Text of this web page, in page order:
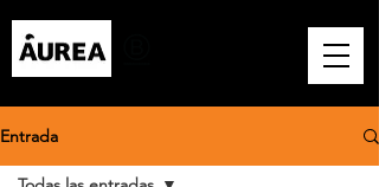
Entrada